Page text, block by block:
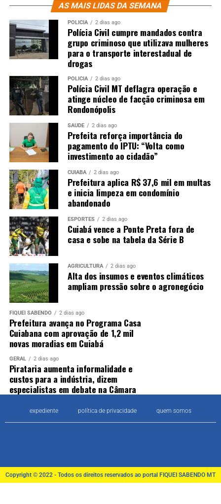
AS MAIS LIDAS DA SEMANA
POLÍCIA 2 dias ago
Polícia Civil cumpre mandados contra
grupo criminoso que utilizava mulheres
para o transporte interestadual de
drogas
POLÍCIA 2 dias ago
Polícia Civil MT deflagra operação e
atinge núcleo de facção criminosa em
Rondonópolis
SAÚDE 2 dias ago
Prefeita reforça importância do
pagamento do IPTU: “Volta como
investimento ao cidadão”
CUIABÁ 2 dias ago
Prefeitura aplica R$ 37,6 mil em multas
e inicia limpeza em condomínio
abandonado
ESPORTES 2 dias ago
Cuiabá vence a Ponte Preta fora de
casa e sobe na tabela da Série B
AGRICULTURA 2 dias ago
Alta dos insumos e eventos climáticos
ampliam pressão sobre o agronegócio
FIQUEI SABENDO 2 dias ago
Prefeitura avança no Programa Casa
Cuiabana com aprovação de 1,2 mil
novas moradias em Cuiabá
GERAL 2 dias ago
Pirataria aumenta informalidade e
custos para a indústria, dizem
especialistas em debate na Câmara
expediente política de privacidade quem somos
Copyright © 2022 - Todos os direitos reservados ao portal FIQUEI SABENDO MT